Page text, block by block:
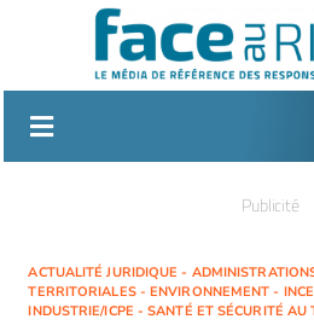
Publicité
ACTUALITÉ JURIDIQUE -
TERRITORIALES - ENVIRONNEMENT -
INDUSTRIE/ICPE - SANTÉ ET SÉCURITÉ AU